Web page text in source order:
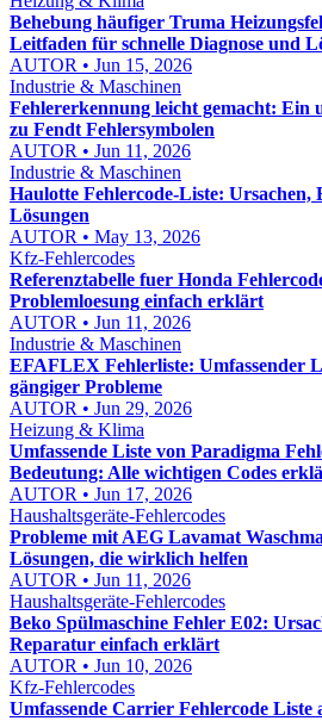
Behebung häufiger Truma
Leitfaden für schnelle Diagnose und
AUTOR • Jun 15, 2026
Industrie & Maschinen
Fehlererkennung leicht gemacht: Ein
zu Fendt Fehlersymbolen
AUTOR • Jun 11, 2026
Industrie & Maschinen
Haulotte Fehlercode-Liste: Ursachen,
Lösungen
AUTOR • May 13, 2026
Kfz-Fehlercodes
Referenztabelle fuer Honda
Problemloesung einfach erklärt
AUTOR • Jun 11, 2026
Industrie & Maschinen
EFAFLEX Fehlerliste: Umfassender
gängiger Probleme
AUTOR • Jun 29, 2026
Heizung & Klima
Umfassende Liste von Paradigma
Bedeutung: Alle wichtigen Codes
AUTOR • Jun 17, 2026
Haushaltsgeräte-Fehlercodes
Probleme mit AEG Lavamat
Lösungen, die wirklich helfen
AUTOR • Jun 11, 2026
Haushaltsgeräte-Fehlercodes
Beko Spülmaschine Fehler E02:
Reparatur einfach erklärt
AUTOR • Jun 10, 2026
Kfz-Fehlercodes
Umfassende Carrier Fehlercode Liste